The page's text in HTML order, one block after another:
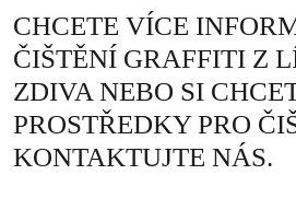
CHCETE VÍCE
ČIŠTĚNÍ GRAFFITI Z
ZDIVA NEBO SI
PROSTŘEDKY PRO
KONTAKTUJTE NÁS.